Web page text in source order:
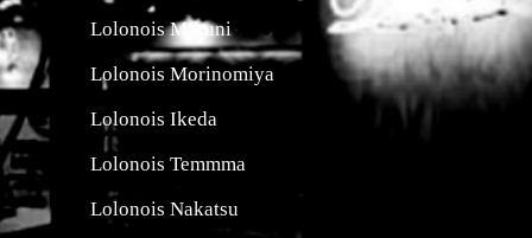
Lolonois Mikuni
Lolonois Morinomiya
Lolonois Ikeda
Lolonois Temmma
Lolonois Nakatsu